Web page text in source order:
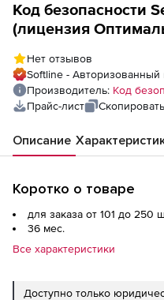
Код безопасности
(лицензия
лицензий
Нет отзывов
Softline - Авторизованный
Производитель: Код
Прайс-лист
Описание
Коротко о товаре
для заказа от 101 до 250
36 мес.
Все характеристики
Доступно только